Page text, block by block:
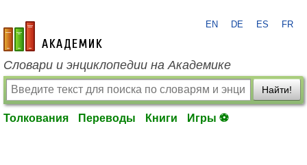
academic.ru
EN DE ES FR
Словари и энциклопедии на Академике
Найти!
Толкования Переводы Книги Игры ⚽